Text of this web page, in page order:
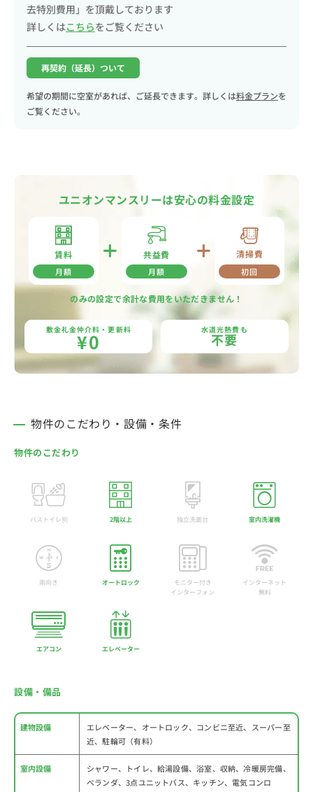
去特別費用」を頂戴しております
詳しくはこちらをご覧ください
再契約（延長）ついて
希望の期間に空室があれば、ご延長できます。詳しくは料金プランを
ご覧ください。
ユニオンマンスリーは安心の料金設定
賃料
月額
共益費
月額
清掃費
初回
のみの設定で余計な費用をいただきません！
敷金礼金仲介料・更新料
¥0 水道光熱費も
不要
物件のこだわり・設備・条件
物件のこだわり
バストイレ別 2階以上 独立洗面台 室内洗濯機
南向き オートロック
モニター付き
インターフォン
インターネット
無料
エアコン エレベーター
設備・備品
建物設備
エレベーター、オートロック、コンビニ至近、スーパー至
近、駐輪可（有料）
室内設備
シャワー、トイレ、給湯設備、浴室、収納、冷暖房完備、
ベランダ、3点ユニットバス、キッチン、電気コンロ